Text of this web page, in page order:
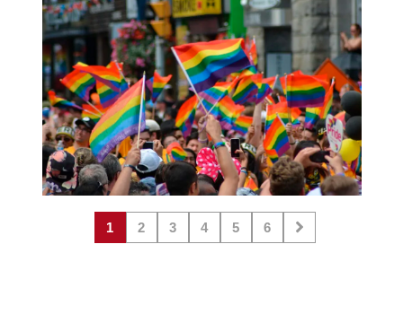
1 2 3 4 5 6